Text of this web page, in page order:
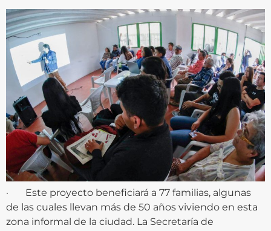
· Este proyecto beneficiará a 77 familias, algunas
de las cuales llevan más de 50 años viviendo en esta
zona informal de la ciudad. La Secretaría de